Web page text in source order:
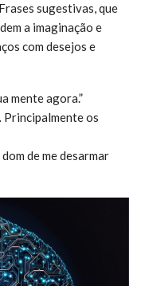
sugestivas, que
a imaginação e
com desejos e
mente agora.”
os
de me desarmar